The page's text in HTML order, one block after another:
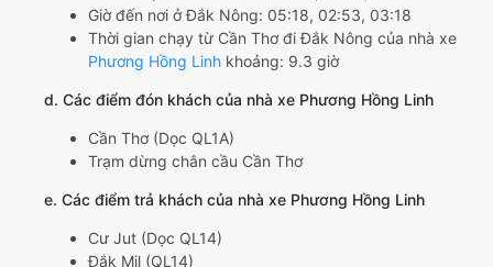
Giờ đến nơi ở Đắk Nông: 05:18, 02:53, 03:18
Thời gian chạy từ Cần Thơ đi Đắk Nông của nhà xe
Phương Hồng Linh khoảng: 9.3 giờ
d. Các điểm đón khách của nhà xe Phương Hồng Linh
Cần Thơ (Dọc QL1A)
Trạm dừng chân cầu Cần Thơ
e. Các điểm trả khách của nhà xe Phương Hồng Linh
Cư Jut (Dọc QL14)
Đắk Mil (QL14)